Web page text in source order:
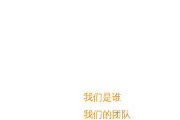
我们是谁
我们的团队